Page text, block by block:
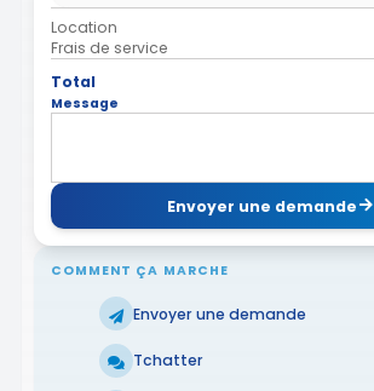
Location
Frais de service
Total
Message
Envoyer une demande
COMMENT ÇA MARCHE
Envoyer une demande
Tchatter